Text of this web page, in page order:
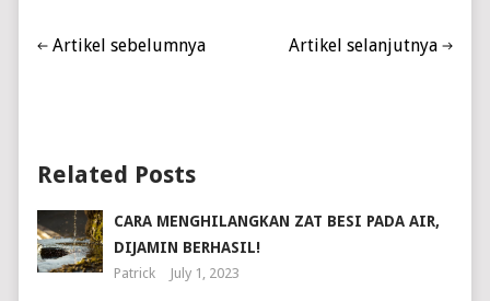
Artikel sebelumnya Artikel selanjutnya
Related Posts
CARA MENGHILANGKAN ZAT BESI PADA AIR,
DIJAMIN BERHASIL!
Patrick July 1, 2023